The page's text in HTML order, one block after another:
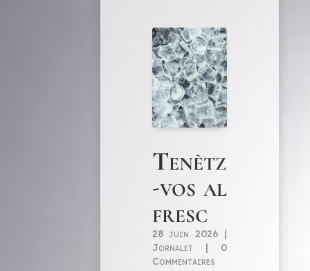
Tenètz
-vos al
fresc
28 juin 2026 |
Jornalet | 0
Commentaires